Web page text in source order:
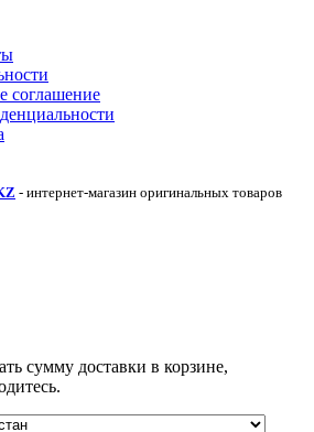
соглашение
- интернет-магазин оригинальных товаров
сумму доставки в корзине,